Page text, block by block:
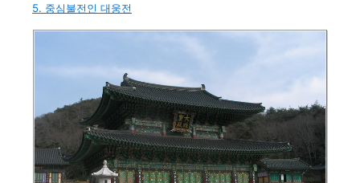
5. 중심불전인 대웅전